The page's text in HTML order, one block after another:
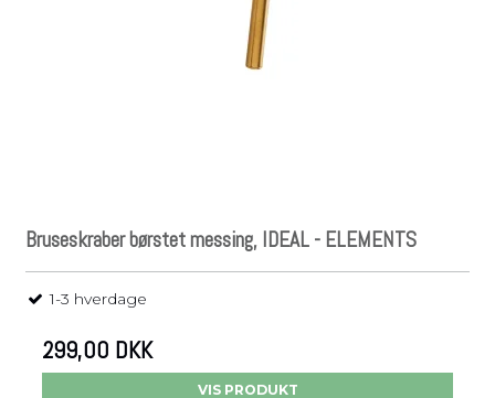
Bruseskraber børstet messing, IDEAL - ELEMENTS
1-3 hverdage
299,00 DKK
VIS PRODUKT